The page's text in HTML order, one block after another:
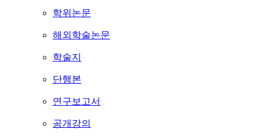
학위논문
해외학술논문
학술지
단행본
연구보고서
공개강의